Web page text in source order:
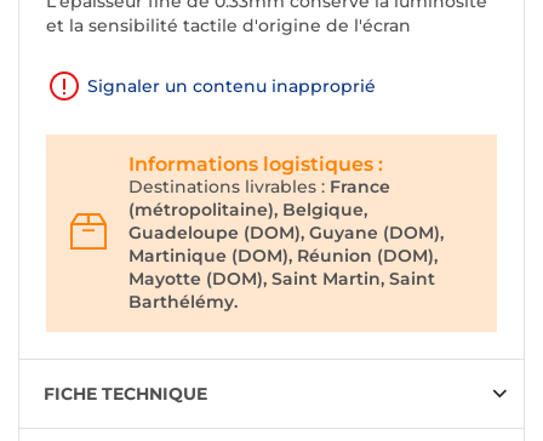
et la sensibilité tactile d'origine de l'écran
Signaler un contenu inapproprié
Informations logistiques :
Destinations livrables : France
(métropolitaine), Belgique,
Guadeloupe (DOM), Guyane (DOM),
Martinique (DOM), Réunion (DOM),
Mayotte (DOM), Saint Martin, Saint
Barthélémy.
FICHE TECHNIQUE